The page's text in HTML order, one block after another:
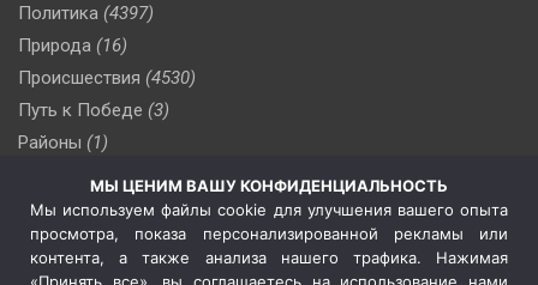
Политика (4397)
Природа (16)
Происшествия (4530)
Путь к Победе (3)
Районы (1)
(510)
Сельское хозяйство (3)
Социальная политика
(3)
Спецоперация в Украине
МЫ ЦЕНИМ ВАШУ КОНФИДЕНЦИАЛЬНОСТЬ
Мы используем файлы cookie для улучшения вашего опыта
просмотра, показа персонализированной рекламы или
контента, а также анализа нашего трафика. Нажимая